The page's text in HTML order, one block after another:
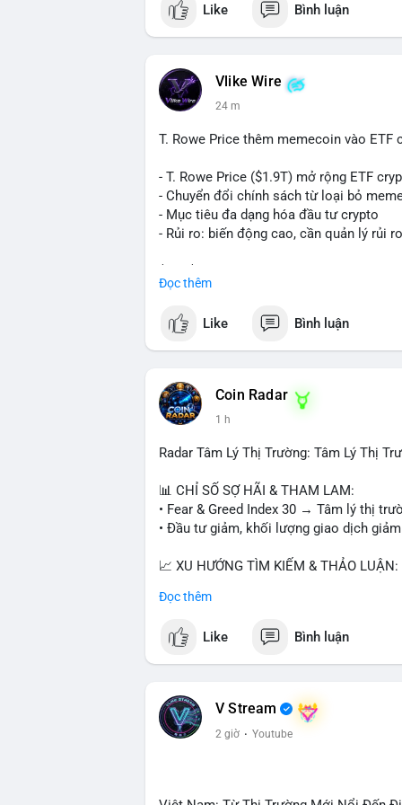
nhất. Khối lượng này không quá lớn để
chức hoặc nhà đầu tư lớn đang tái cơ
nhận là ví lạnh không kết nối internet,
lực bán ngắn hạn. Thời điểm cuối tuần,
$65,000 có thể mạnh hơn bình thường
Lời khuyên ngắn gọn cho nhà đầu tư
Theo dõi xác nhận của giao dịch này.
nhịp điều chỉnh ngắn hạn. Tuyệt đối
tiền lớn chưa xác định rõ đích đến cuối
#153btc #10triệuusd #chuyểnvílớn
Like Bình luận
Vlike Wire
24 m
T. Rowe Price thêm memecoin vào ETF
- T. Rowe Price ($1.9T) mở rộng ETF
- Chuyển đổi chính sách từ loại bỏ
- Mục tiêu đa dạng hóa đầu tư crypto
- Rủi ro: biến động cao, cần quản lý rủi ro
📰 Nguồn: CoinDesk
Đọc thêm
Like Bình luận
Coin Radar
1 h
Radar Tâm Lý Thị Trường: Tâm Lý Thị
📊 CHỈ SỐ SỢ HÃI & THAM LAM:
• Fear & Greed Index 30 → Tâm lý thị
• Đầu tư giảm, khối lượng giao dịch
📈 XU HƯỚNG TÌM KIẾM & THẢO LUẬN:
Tutorial.
• LunarCrush: Ethereum, Solana,
etc.
💬 DÒNG CHẢY TIN TỨC & TRUYỀN
• Telegram: US Senate tiến hành bỏ
nhu cầu.
Đọc thêm
Like Bình luận
V Stream
2 giờ · Youtube